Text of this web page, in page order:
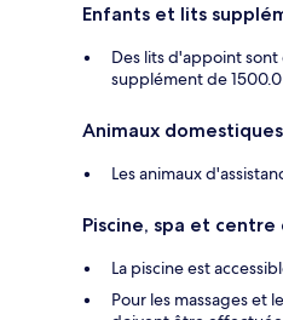
Enfants et lits
Des lits d'appoint
supplément de
Animaux domestiques
Les animaux
Piscine, spa et
La piscine est
Pour les massages et